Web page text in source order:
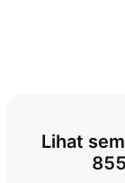
Lihat